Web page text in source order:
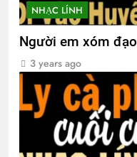
NHẠC LÍNH
Người em xóm đạo
3 years ago